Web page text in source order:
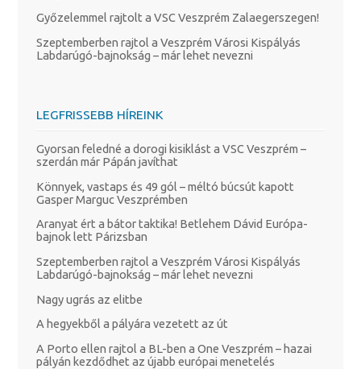
Győzelemmel rajtolt a VSC Veszprém Zalaegerszegen!
Szeptemberben rajtol a Veszprém Városi Kispályás
Labdarúgó-bajnokság – már lehet nevezni
LEGFRISSEBB HÍREINK
Gyorsan feledné a dorogi kisiklást a VSC Veszprém –
szerdán már Pápán javíthat
Könnyek, vastaps és 49 gól – méltó búcsút kapott
Gasper Marguc Veszprémben
Aranyat ért a bátor taktika! Betlehem Dávid Európa-
bajnok lett Párizsban
Szeptemberben rajtol a Veszprém Városi Kispályás
Labdarúgó-bajnokság – már lehet nevezni
Nagy ugrás az elitbe
A hegyekből a pályára vezetett az út
A Porto ellen rajtol a BL-ben a One Veszprém – hazai
pályán kezdődhet az újabb európai menetelés